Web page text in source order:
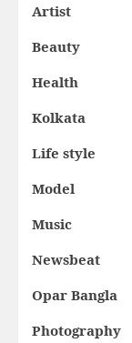
Artist
Beauty
Health
Kolkata
Life style
Model
Music
Newsbeat
Opar Bangla
Photography